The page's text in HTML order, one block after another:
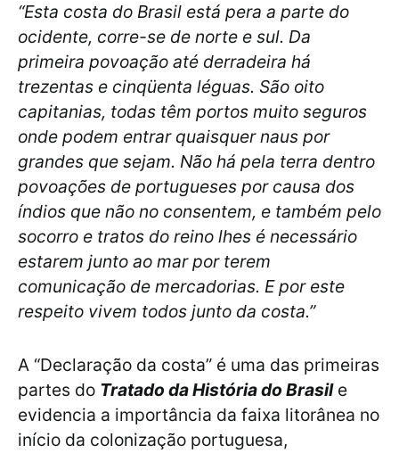
“Esta costa do Brasil está pera a parte do
ocidente, corre-se de norte e sul. Da
primeira povoação até derradeira há
trezentas e cinqüenta léguas. São oito
capitanias, todas têm portos muito seguros
onde podem entrar quaisquer naus por
grandes que sejam. Não há pela terra dentro
povoações de portugueses por causa dos
índios que não no consentem, e também pelo
socorro e tratos do reino lhes é necessário
estarem junto ao mar por terem
comunicação de mercadorias. E por este
respeito vivem todos junto da costa.”
A “Declaração da costa” é uma das primeiras
partes do Tratado da História do Brasile
evidencia a importância da faixa litorânea no
início da colonização portuguesa,